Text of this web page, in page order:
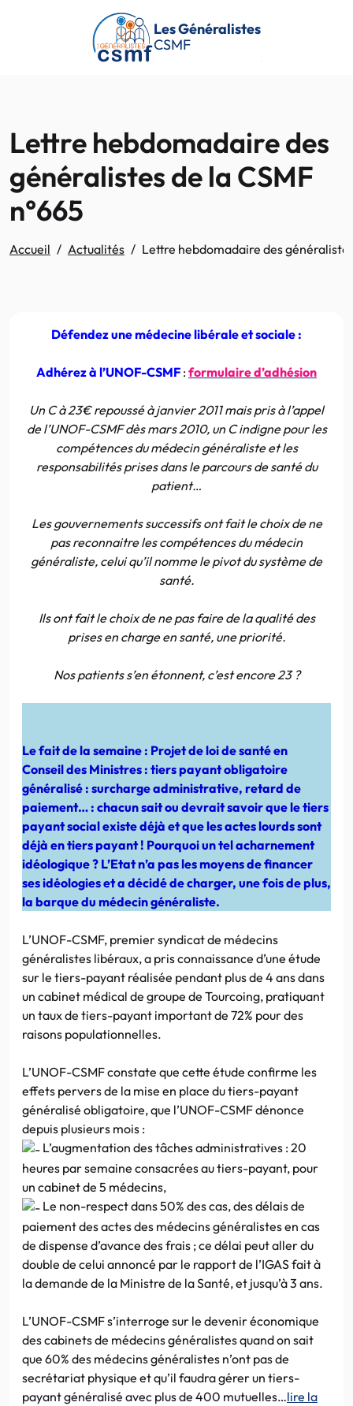
Passer au contenu principal
Les Généralistes
CSMF
Lettre hebdomadaire des
généralistes de la CSMF
n°665
Accueil Actualités Lettre hebdomadaire des
Défendez une médecine libérale et sociale :
Adhérez à l’UNOF-CSMF :formulaire d’adhésion
Un C à 23€ repoussé à janvier 2011 mais pris à l’appel
de l’UNOF-CSMF dès mars 2010, un C indigne pour les
compétences du médecin généraliste et les
responsabilités prises dans le parcours de santé du
patient…
Les gouvernements successifs ont fait le choix de ne
pas reconnaitre les compétences du médecin
généraliste, celui qu’il nomme le pivot du système de
santé.
Ils ont fait le choix de ne pas faire de la qualité des
prises en charge en santé, une priorité.
Nos patients s’en étonnent, c’est encore 23 ?
Le fait de la semaine : Projet de loi de santé en
Conseil des Ministres : tiers payant obligatoire
généralisé : surcharge administrative, retard de
paiement… : chacun sait ou devrait savoir que le tiers
payant social existe déjà et que les actes lourds sont
déjà en tiers payant ! Pourquoi un tel acharnement
idéologique ? L’Etat n’a pas les moyens de financer
ses idéologies et a décidé de charger, une fois de plus,
la barque du médecin généraliste.
L’UNOF-CSMF, premier syndicat de médecins
généralistes libéraux, a pris connaissance d’une étude
sur le tiers-payant réalisée pendant plus de 4 ans dans
un cabinet médical de groupe de Tourcoing, pratiquant
un taux de tiers-payant important de 72% pour des
raisons populationnelles.
L’UNOF-CSMF constate que cette étude confirme les
effets pervers de la mise en place du tiers-payant
généralisé obligatoire, que l’UNOF-CSMF dénonce
depuis plusieurs mois :
L’augmentation des tâches administratives : 20
heures par semaine consacrées au tiers-payant, pour
un cabinet de 5 médecins,
Le non-respect dans 50% des cas, des délais de
paiement des actes des médecins généralistes en cas
de dispense d’avance des frais ; ce délai peut aller du
double de celui annoncé par le rapport de l’IGAS fait à
la demande de la Ministre de la Santé, et jusqu’à 3 ans.
L’UNOF-CSMF s’interroge sur le devenir économique
des cabinets de médecins généralistes quand on sait
que 60% des médecins généralistes n’ont pas de
secrétariat physique et qu’il faudra gérer un tiers-
payant généralisé avec plus de 400 mutuelles…lire la